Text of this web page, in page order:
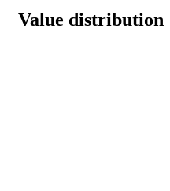
Value distribution